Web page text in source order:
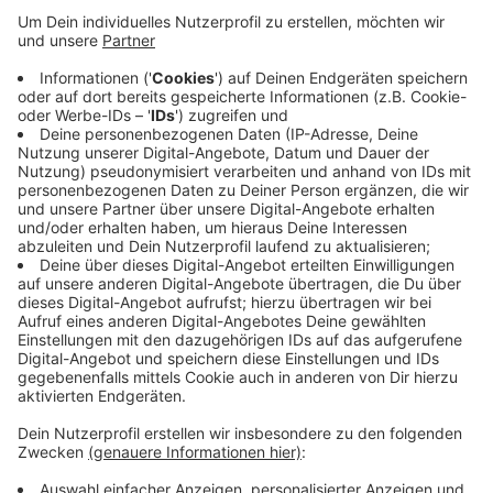
Das Geld kommt aus dem Förderprojekt “Sportplatz
Kommune”, das die Staatskanzlei NRW mit dem
Landessportbund aufgelegt hat. Es soll hauptsächlich
für die Förderung des Kinder- und Jugendsports
eingesetzt werden. Insgesamt fördert das Land NRW
mehr als 150 Projekte. Das Geld fließt verteilt über
zwei Jahre, also in 2021 und 2022.
Anzeige